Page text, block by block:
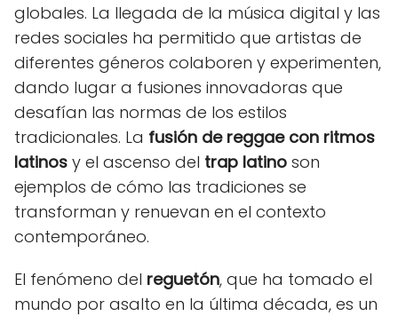
globales. La llegada de la música digital y las
redes sociales ha permitido que artistas de
diferentes géneros colaboren y experimenten,
dando lugar a fusiones innovadoras que
desafían las normas de los estilos
tradicionales. La fusión de reggae con ritmos
latinos y el ascenso del trap latino son
ejemplos de cómo las tradiciones se
transforman y renuevan en el contexto
contemporáneo.
El fenómeno del reguetón, que ha tomado el
mundo por asalto en la última década, es un